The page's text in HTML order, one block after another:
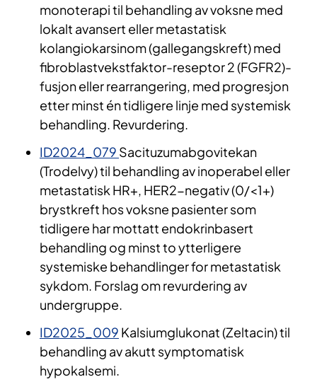
monoterapi til behandling av voksne med
lokalt avansert eller metastatisk
kolangiokarsinom (gallegangskreft) med
fibroblastvekstfaktor-reseptor 2 (FGFR2)-
fusjon eller rearrangering, med progresjon
etter minst én tidligere linje med systemisk
behandling. Revurdering.
ID2024_079 Sacituzumabgovitekan
(Trodelvy) til behandling av inoperabel eller
metastatisk HR+, HER2-negativ (0/<1+)
brystkreft hos voksne pasienter som
tidligere har mottatt endokrinbasert
behandling og minst to ytterligere
systemiske behandlinger for metastatisk
sykdom. Forslag om revurdering av
undergruppe.
ID2025_009 Kalsiumglukonat (Zeltacin) til
behandling av akutt symptomatisk
hypokalsemi.